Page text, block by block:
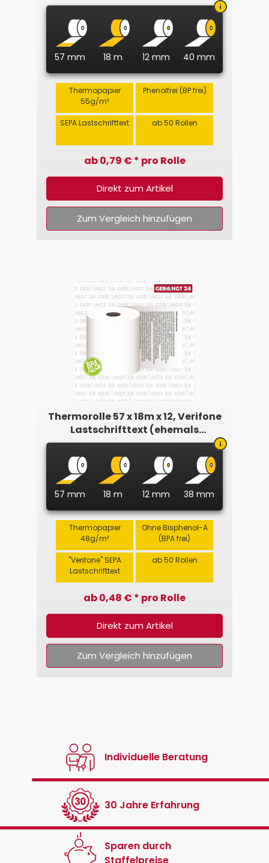
57 mm 18 m 12 mm 40 mm
Thermopapier
55g/m²
Phenolfrei (BP frei)
SEPA Lastschrifttext ab 50 Rollen
ab 0,79 € * pro Rolle
Direkt zum Artikel
Zum Vergleich hinzufügen
Thermorolle 57 x 18m x 12, Verifone
Lastschrifttext (ehemals
Intercard)
57 mm 18 m 12 mm 38 mm
Thermopapier
48g/m²
Ohne Bisphenol-A
(BPA frei)
"Verifone" SEPA
Lastschrifttext
ab 50 Rollen
ab 0,48 € * pro Rolle
Direkt zum Artikel
Zum Vergleich hinzufügen
Individuelle Beratung
30 Jahre Erfahrung
Sparen durch